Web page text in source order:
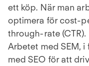
ett köp. När man
optimera för cost-
through-rate (CTR).
Arbetet med SEM, i
med SEO för att